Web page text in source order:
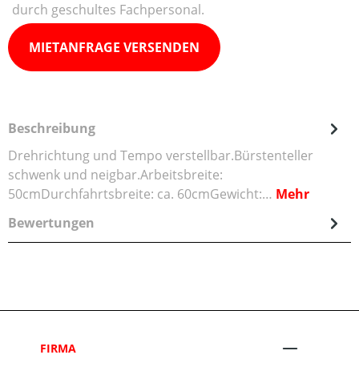
durch geschultes Fachpersonal.
MIETANFRAGE VERSENDEN
Beschreibung
Drehrichtung und Tempo verstellbar.Bürstenteller
schwenk und neigbar.Arbeitsbreite:
50cmDurchfahrtsbreite: ca. 60cmGewicht:… Mehr
Bewertungen
FIRMA